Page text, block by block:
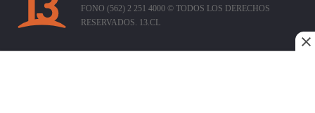
FONO (562) 2 251 4000 © TODOS LOS DERECHOS
RESERVADOS. 13.CL